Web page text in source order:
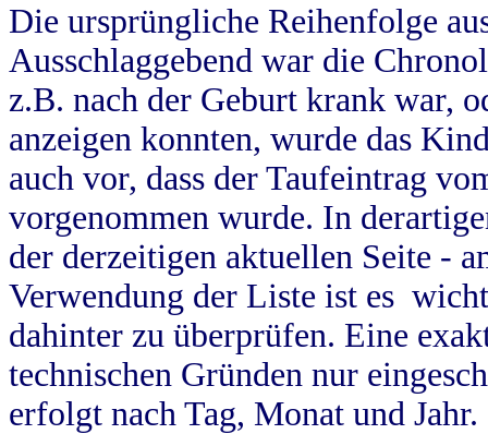
Die ursprüngliche Reihenfolge
Ausschlaggebend war die
z.B. nach der Geburt krank war,
anzeigen konnten, wurde das
auch vor, dass der Taufeintrag
vorgenommen wurde. In
der derzeitigen aktuellen Seite -
Verwendung der Liste ist es
dahinter zu überprüfen. Eine
technischen Gründen nur
erfolgt nach Tag, Monat und Jahr.